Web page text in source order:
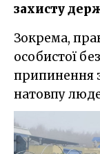
захисту
Зокрема,
особистої
припинення
натовпу